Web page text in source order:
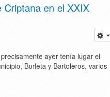
en el XXIX
ayer tenía lugar el
Burleta y Bartoleros, varios